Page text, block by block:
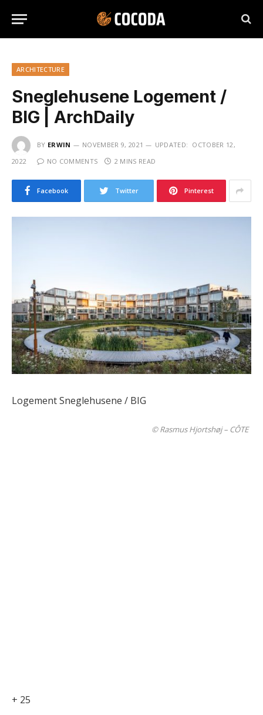
ARCHITECTURE
Sneglehusene Logement /
BIG | ArchDaily
BY ERWIN NOVEMBER 9, 2021 UPDATED: OCTOBER 12,
2022
NO COMMENTS 2 MINS READ
Facebook Twitter Pinterest
Logement Sneglehusene / BIG
© Rasmus Hjortshøj – CÔTE
+ 25